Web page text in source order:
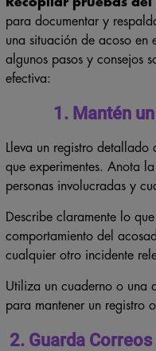
para documentar y
una situación de acoso
algunos pasos y consejos
efectiva:
1. Mantén
Lleva un registro detallado
que experimentes. Anota
personas involucradas y
Describe claramente lo
comportamiento del
cualquier otro incidente
Utiliza un cuaderno o una
para mantener un registro
2. Guarda